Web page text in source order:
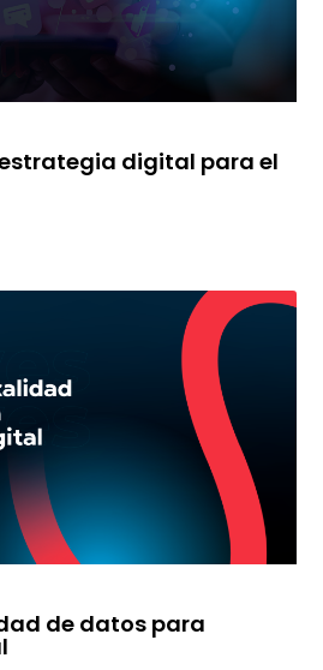
digital para el
de datos para